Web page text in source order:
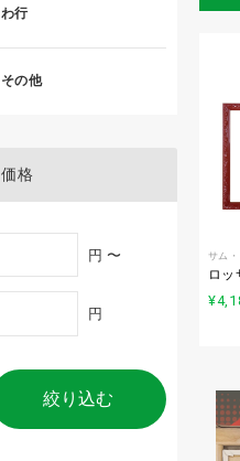
サム
ロッ
わ行
その他
価格
円 〜
円
絞り込む